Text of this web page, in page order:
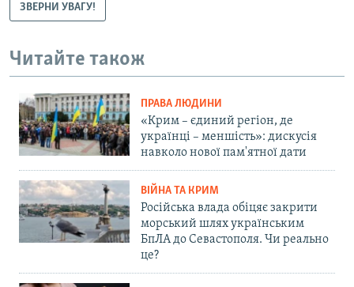
ЗВЕРНИ УВАГУ!
Читайте також
ПРАВА ЛЮДИНИ
«Крим – єдиний регіон, де
українці – меншість»: дискусія
навколо нової пам'ятної дати
ВІЙНА ТА КРИМ
Російська влада обіцяє закрити
морський шлях українським
БпЛА до Севастополя. Чи реально
це?